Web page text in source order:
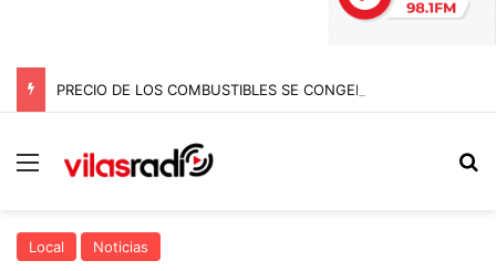
Menú
Local Noticias